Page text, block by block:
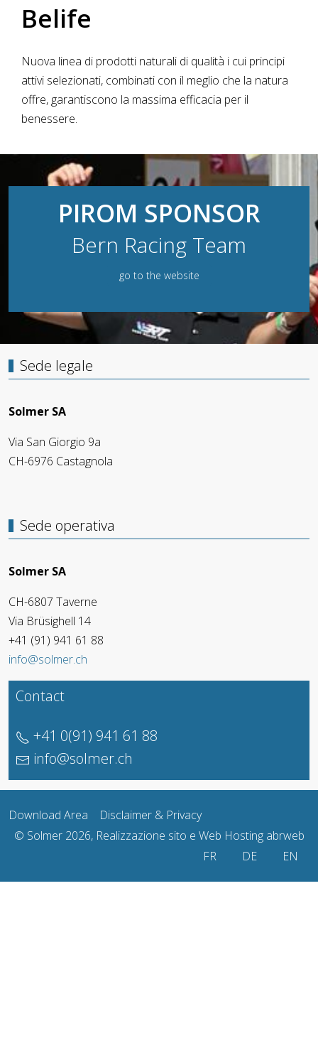
Belife
Nuova linea di prodotti naturali di qualità i cui principi
attivi selezionati, combinati con il meglio che la natura
offre, garantiscono la massima efficacia per il
benessere.
PIROM SPONSOR
Bern Racing Team
go to the website
Sede legale
Solmer SA
Via San Giorgio 9a
CH-6976 Castagnola
Sede operativa
Solmer SA
CH-6807 Taverne
Via Brüsighell 14
+41 (91) 941 61 88
info@solmer.ch
Contact
+41 0(91) 941 61 88
info@solmer.ch
Download Area Disclaimer & Privacy
© Solmer 2026, Realizzazione sito e Web Hosting abrweb
Seleziona la tua lingua
FR DE EN